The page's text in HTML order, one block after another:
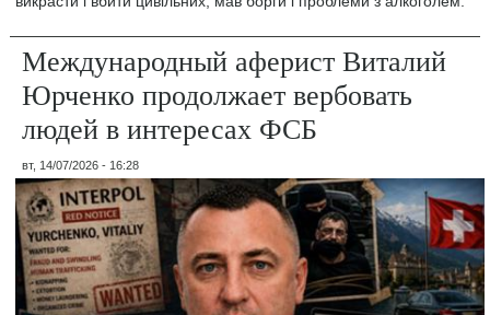
Международный аферист Виталий
Юрченко продолжает вербовать
людей в интересах ФСБ
вт, 14/07/2026 - 16:28